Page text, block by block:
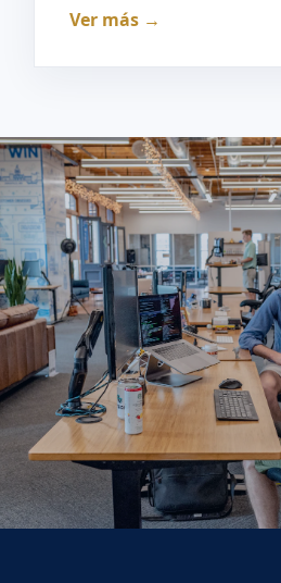
Ver más →